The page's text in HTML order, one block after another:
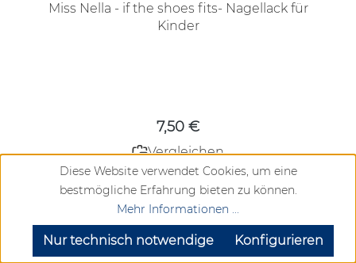
Miss Nella - if the shoes fits- Nagellack für
Kinder
7,50 €
Vergleichen
Lieferzeit ca. 2-6 Werktage
Details
Diese Website verwendet Cookies, um eine
bestmögliche Erfahrung bieten zu können.
Mehr Informationen ...
Nur technisch notwendige Konfigurieren
SEHR GUT (4.72 / 5)
aus904Bewertungen bei: google.com, trustedshops.de, shopvote.de ⓘ
Informationen zur Echtheit der Bewertungen